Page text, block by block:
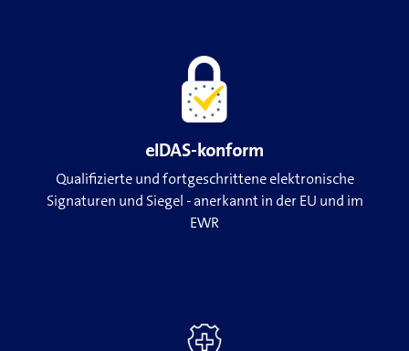
eIDAS-konform
Qualifizierte und fortgeschrittene elektronische
Signaturen und Siegel - anerkannt in der EU und im
EWR